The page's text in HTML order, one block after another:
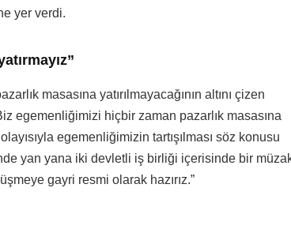
yer verdi.
masasına yatırılmayacağının altını çizen
egemenliğimizi hiçbir zaman pazarlık masasına
egemenliğimizin tartışılması söz konusu
yan yana iki devletli iş birliği içerisinde bir
gayri resmi olarak hazırız.”